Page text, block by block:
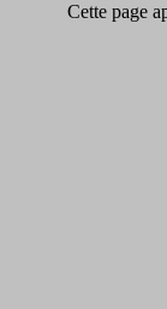
Cette page